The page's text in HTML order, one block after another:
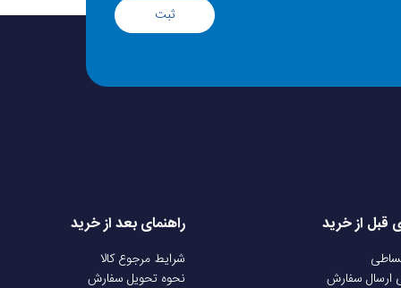
ثبت
قبل از خرید
ارسال سفارش
راهنمای بعد از خرید
شرایط مرجوع کالا
نحوه تحویل سفارش